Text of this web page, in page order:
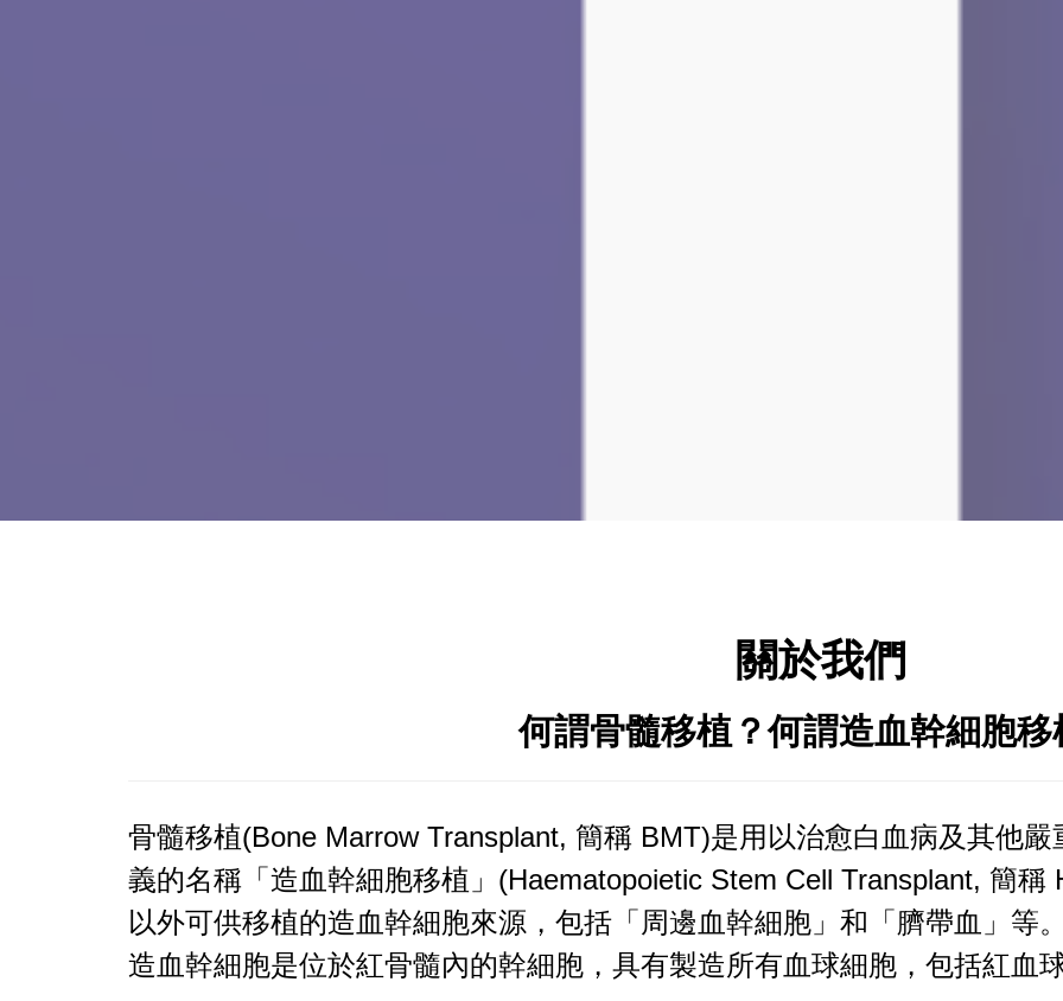
關於我們
何謂骨髓移植？何謂造血幹細胞移
骨髓移植(Bone Marrow Transplant, 簡稱 BMT)是用以治愈白血病及其他
義的名稱「造血幹細胞移植」(Haematopoietic Stem Cell Transplant, 簡
以外可供移植的造血幹細胞來源，包括「周邊血幹細胞」和「臍帶血」等
造血幹細胞是位於紅骨髓內的幹細胞，具有製造所有血球細胞，包括紅血